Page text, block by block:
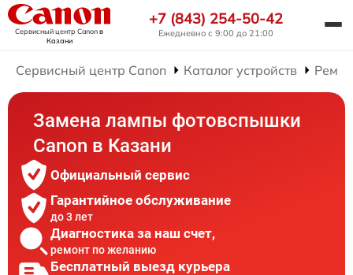
Сервисный центр Canonв
Казани
+7 (843) 254-50-42
Ежедневно с 9:00 до 21:00
Сервисный центр Canon Каталог устройств
Замена лампы фотовспышки
Canon в Казани
Официальный сервис
Гарантийное обслуживание
до 3 лет
Диагностика за наш счет,
ремонт по желанию
Бесплатный выезд курьера